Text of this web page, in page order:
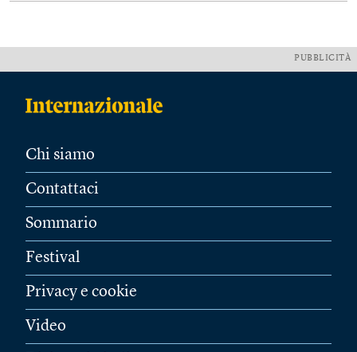
PUBBLICITÀ
Chi siamo
Contattaci
Sommario
Festival
Privacy e cookie
Video